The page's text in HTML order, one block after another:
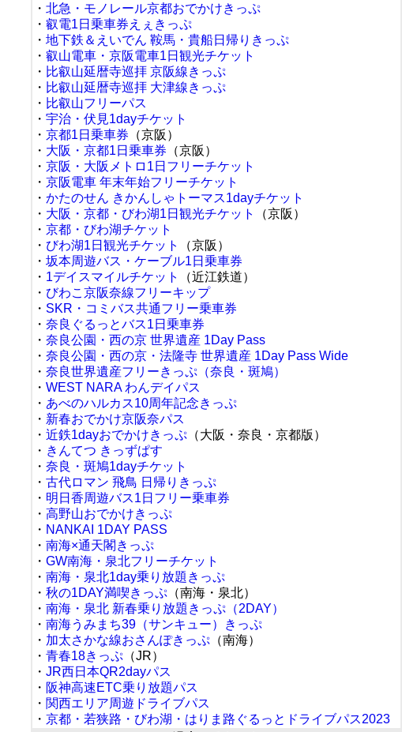
・ 北急・モノレール京都おでかけきっぷ
・ 叡電1日乗車券えぇきっぷ
・ 地下鉄＆えいでん 鞍馬・貴船日帰りきっぷ
・ 叡山電車・京阪電車1日観光チケット
・ 比叡山延暦寺巡拝 京阪線きっぷ
・ 比叡山延暦寺巡拝 大津線きっぷ
・ 比叡山フリーパス
・ 宇治・伏見1dayチケット
・ 京都1日乗車券 （京阪）
・ 大阪・京都1日乗車券 （京阪）
・ 京阪・大阪メトロ1日フリーチケット
・ 京阪電車 年末年始フリーチケット
・ かたのせん きかんしゃトーマス1dayチケット
・ 大阪・京都・びわ湖1日観光チケット
（京阪）
・ 京都・びわ湖チケット
・ びわ湖1日観光チケット
（京阪）
・ 坂本周遊バス・ケーブル1日乗車券
・ 1デイスマイルチケット
（近江鉄道）
・ びわこ京阪奈線フリーキップ
・ SKR・コミバス共通フリー乗車券
・ 奈良ぐるっとバス1日乗車券
・ 奈良公園・西の京 世界遺産 1Day Pass
・ 奈良公園・西の京・法隆寺 世界遺産 1Day Pass Wide
・ 奈良世界遺産フリーきっぷ（奈良・斑鳩）
・ WEST NARA わんデイパス
・ あべのハルカス10周年記念きっぷ
・ 新春おでかけ京阪奈パス
・ 近鉄1dayおでかけきっぷ（大阪・奈良・京都版）
・ きんてつ きっずぱす
・ 奈良・斑鳩1dayチケット
・ 古代ロマン 飛鳥 日帰りきっぷ
・ 明日香周遊バス1日フリー乗車券
・ 高野山おでかけきっぷ
・ NANKAI 1DAY PASS
・ 南海×通天閣きっぷ
・ GW南海・泉北フリーチケット
・ 南海・泉北1day乗り放題きっぷ
・ 秋の1DAY満喫きっぷ（南海・泉北）
・ 南海・泉北 新春乗り放題きっぷ（2DAY）
・ 南海うみまち39（サンキュー）きっぷ
・ 加太さかな線おさんぽきっぷ（南海）
・ 青春18きっぷ（JR）
・ JR西日本QR2dayパス
・ 阪神高速ETC乗り放題パス
・ 関西エリア周遊ドライブパス
・ 京都・若狭路・びわ湖・はりま路ぐるっとドライブパス2023